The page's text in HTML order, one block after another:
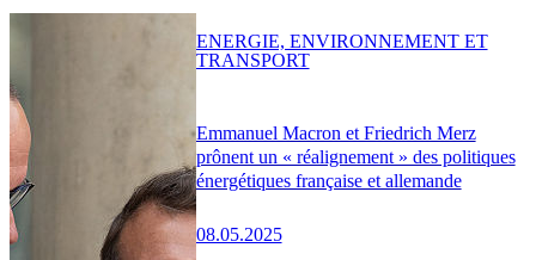
Emmanuel Macron et Friedrich Merz
prônent un « réalignement » des politiques
énergétiques française et allemande
08.05.2025
ENERGIE, ENVIRONNEMENT ET
TRANSPORT